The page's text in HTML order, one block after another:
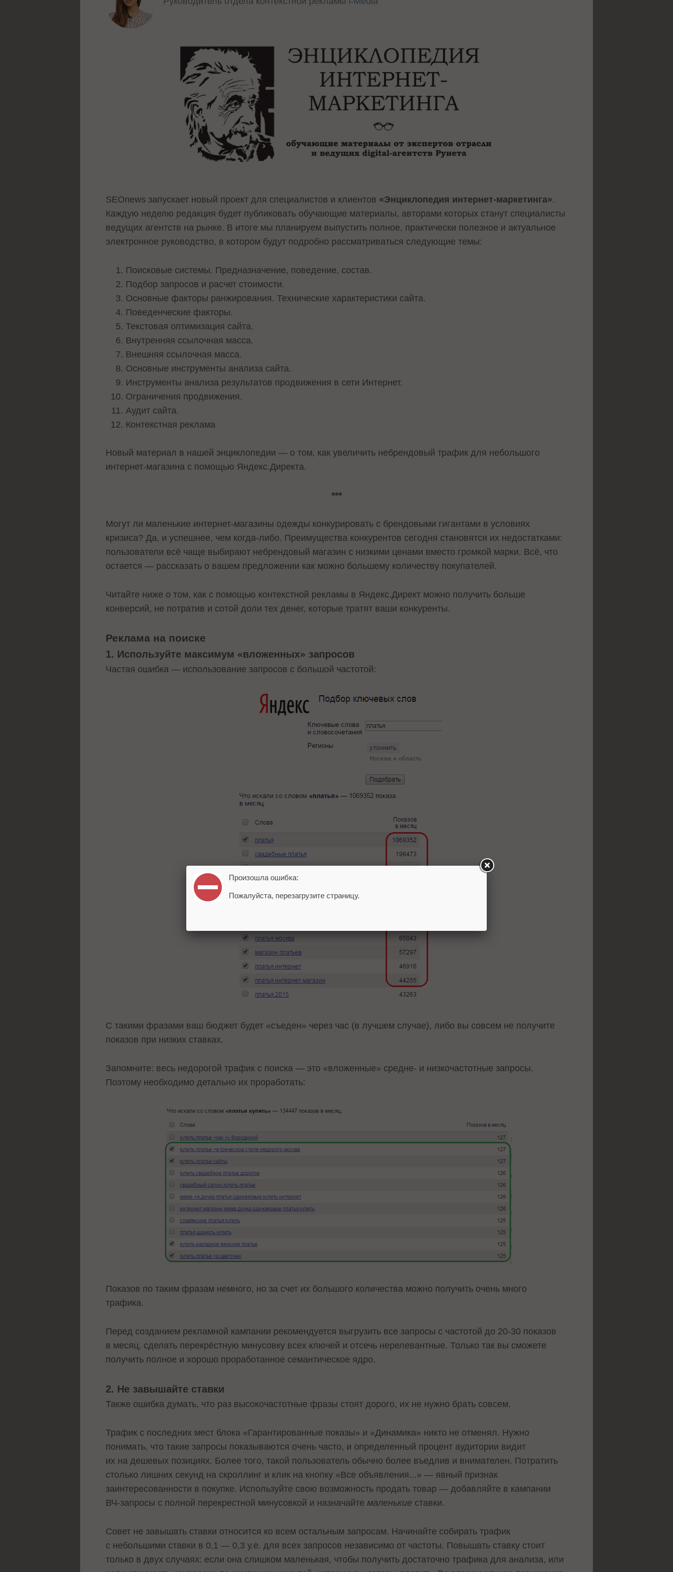
SEOnews запускает новый проект для специалистов и клиентов «Энциклопедия интернет-маркетинга».
Каждую неделю редакция будет публиковать обучающие материалы, авторами которых станут специалисты
ведущих агентств на рынке. В итоге мы планируем выпустить полное, практически полезное и актуальное
электронное руководство, в котором будут подробно рассматриваться следующие темы:
Поисковые системы. Предназначение, поведение, состав.
Подбор запросов и расчет стоимости.
Основные факторы ранжирования. Технические характеристики сайта.
Поведенческие факторы.
Текстовая оптимизация сайта.
Внутренняя ссылочная масса.
Внешняя ссылочная масса.
Основные инструменты анализа сайта.
Инструменты анализа результатов продвижения в сети Интернет.
Ограничения продвижения.
Аудит сайта.
Контекстная реклама
Новый материал в нашей энциклопедии — о том, как увеличить небрендовый трафик для небольшого
интернет-магазина с помощью Яндекс.Директа.
***
Могут ли маленькие интернет-магазины одежды конкурировать с брендовыми гигантами в условиях
кризиса? Да, и успешнее, чем когда-либо. Преимущества конкурентов сегодня становятся их недостатками:
пользователи всё чаще выбирают небрендовый магазин с низкими ценами вместо громкой марки. Всё, что
остается — рассказать о вашем предложении как можно большему количеству покупателей.
Читайте ниже о том, как с помощью контекстной рекламы в Яндекс.Директ можно получить больше
конверсий, не потратив и сотой доли тех денег, которые тратят ваши конкуренты.
Реклама на поиске
1. Используйте максимум «вложенных» запросов
Частая ошибка — использование запросов с большой частотой:
С такими фразами ваш бюджет будет «съеден» через час (в лучшем случае), либо вы совсем не получите
показов при низких ставках.
Запомните: весь недорогой трафик с поиска — это «вложенные» средне- и низкочастотные запросы.
Поэтому необходимо детально их проработать:
Показов по таким фразам немного, но за счет их большого количества можно получить очень много
трафика.
Перед созданием рекламной кампании рекомендуется выгрузить все запросы с частотой до 20-30 показов
в месяц, сделать перекрёстную минусовку всех ключей и отсечь нерелевантные. Только так вы сможете
получить полное и хорошо проработанное семантическое ядро.
2. Не завышайте ставки
Также ошибка думать, что раз высокочастотные фразы стоят дорого, их не нужно брать совсем.
Трафик с последних мест блока «Гарантированные показы» и «Динамика» никто не отменял. Нужно
понимать, что такие запросы показываются очень часто, и определенный процент аудитории видит
их на дешевых позициях. Более того, такой пользователь обычно более въедлив и внимателен. Потратить
столько лишних секунд на скроллинг и клик на кнопку «Все объявления...» — явный признак
заинтересованности в покупке. Используйте свою возможность продать товар — добавляйте в кампании
ВЧ-запросы с полной перекрестной минусовкой и назначайтемаленькие ставки.
Совет не завышать ставки относится ко всем остальным запросам. Начинайте собирать трафик
с небольшими ставки в 0,1 — 0,3 у.е. для всех запросов независимо от частоты. Повышать ставку стоит
только в двух случаях: если она слишком маленькая, чтобы получить достаточно трафика для анализа, или
Произошла ошибка:
Пожалуйста, перезагрузите страницу.